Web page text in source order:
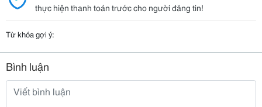
thực hiện thanh toán trước cho người đăng tin!
Từ khóa gợi ý:
Bình luận